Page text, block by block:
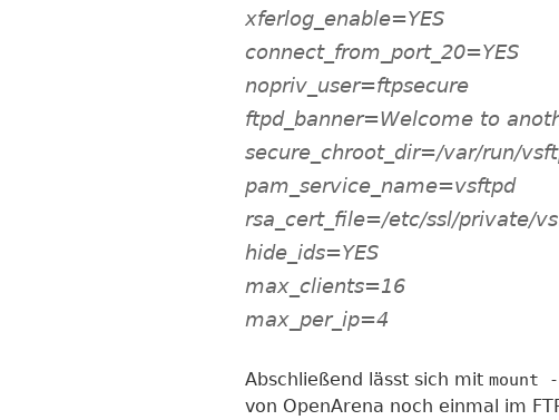
xferlog_enable=YES
connect_from_port_20=YES
nopriv_user=ftpsecure
ftpd_banner=Welcome to
secure_chroot_dir=/var/run/
pam_service_name=vsftpd
rsa_cert_file=/etc/ssl/private/
hide_ids=YES
max_clients=16
max_per_ip=4
Abschließend lässt sich mit mount
von OpenArena noch einmal im